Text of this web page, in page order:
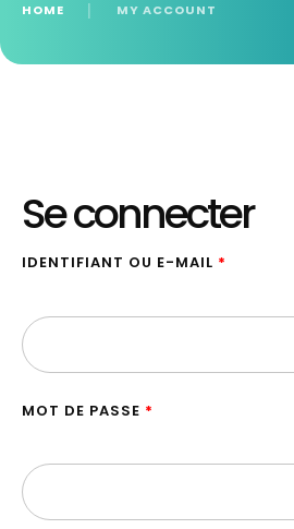
HOME MY ACCOUNT
Se connecter
IDENTIFIANT OU E-MAIL *
MOT DE PASSE *